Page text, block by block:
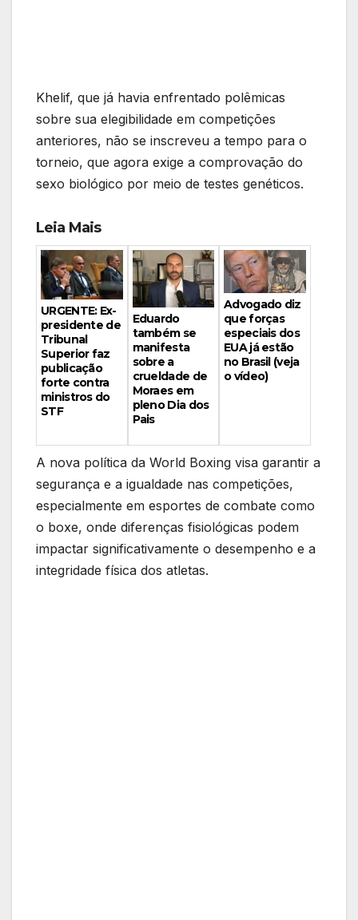
Khelif, que já havia enfrentado polêmicas
sobre sua elegibilidade em competições
anteriores, não se inscreveu a tempo para o
torneio, que agora exige a comprovação do
sexo biológico por meio de testes genéticos.
Leia Mais
URGENTE: Ex-
presidente de
Tribunal
Superior faz
publicação
forte contra
ministros do
STF
Eduardo
também se
manifesta
sobre a
crueldade de
Moraes em
pleno Dia dos
Pais
Advogado diz
que forças
especiais dos
EUA já estão
no Brasil (veja
o vídeo)
A nova política da World Boxing visa garantir a
segurança e a igualdade nas competições,
especialmente em esportes de combate como
o boxe, onde diferenças fisiológicas podem
impactar significativamente o desempenho e a
integridade física dos atletas.